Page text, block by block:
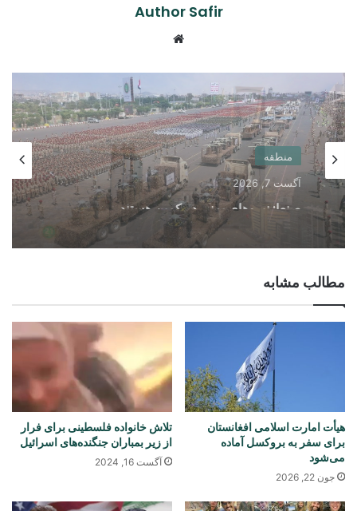
Author Safir
منطقه
آگست 7, 2026
صنعا: نیروهای یمنی در کمین هستند
منطقه
آگست 7, 2026
جده میزبان امضای توافق دفاعی سه‌جانبه
عربستان، ترکیه و پاکستان
مطالب مشابه
هیأت امارت اسلامی افغانستان
برای سفر به بروکسل آماده
می‌شود
جون 22, 2026
تلاش خانواده فلسطینی برای فرار
از زیر بمباران جنگنده‌های اسرائیل
آگست 16, 2024